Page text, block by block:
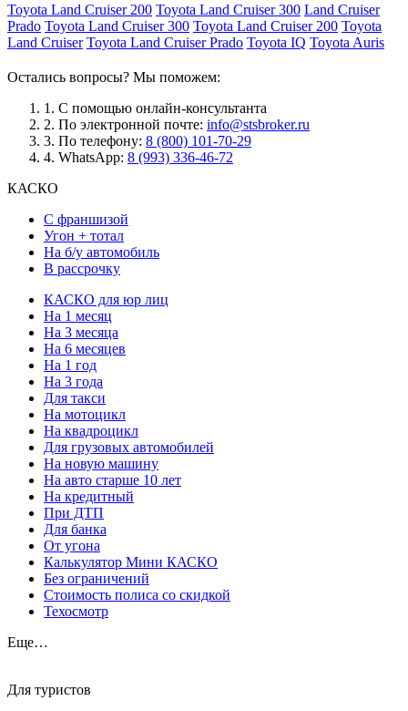
Toyota Land Cruiser 200 Toyota Land Cruiser 300 Land Cruiser
Prado Toyota Land Cruiser 300 Toyota Land Cruiser 200 Toyota
Land Cruiser Toyota Land Cruiser Prado Toyota IQ Toyota Auris
Остались вопросы? Мы поможем:
1. С помощью онлайн-консультанта
2. По электронной почте: info@stsbroker.ru
3. По телефону: 8 (800) 101-70-29
4. WhatsApp: 8 (993) 336-46-72
КАСКО
С франшизой
Угон + тотал
На б/у автомобиль
В рассрочку
КАСКО для юр лиц
На 1 месяц
На 3 месяца
На 6 месяцев
На 1 год
На 3 года
Для такси
На мотоцикл
На квадроцикл
Для грузовых автомобилей
На новую машину
На авто старше 10 лет
На кредитный
При ДТП
Для банка
От угона
Калькулятор Мини КАСКО
Без ограничений
Стоимость полиса со скидкой
Техосмотр
Еще…
Для туристов